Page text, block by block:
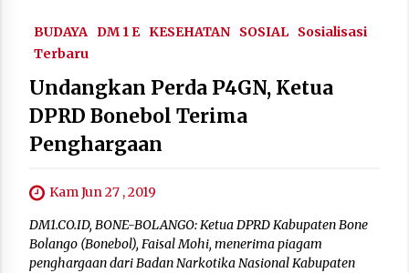
BUDAYA DM 1 E KESEHATAN SOSIAL
Sosialisasi
Terbaru
Undangkan Perda P4GN, Ketua
DPRD Bonebol Terima
Penghargaan
Kam Jun 27 , 2019
DM1.CO.ID, BONE-BOLANGO: Ketua DPRD Kabupaten Bone
Bolango (Bonebol), Faisal Mohi, menerima piagam
penghargaan dari Badan Narkotika Nasional Kabupaten